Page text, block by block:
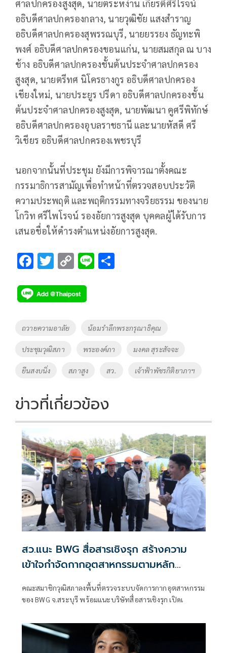
ศาลปกครองสูงสุด, นายตระหง่าน เกียรติศิริโรจน์
อธิบดีศาลปกครองกลาง, นายวุฒิชัย แสงสำราญ
อธิบดีศาลปกครองสุพรรณบุรี, นายยรรยง ธัญทะพิ
พงศ์ อธิบดีศาลปกครองขอนแก่น, นายสมสกุล ณ บาง
ช้าง อธิบดีศาลปกครองชั้นต้นประจำศาลปกครอง
สูงสุด, นายตรีทศ นิโครธางกูร อธิบดีศาลปกครอง
เชียงใหม่, นายประยูร ปรีดา อธิบดีศาลปกครองชั้น
ต้นประจำศาลปกครองสูงสุด, นายพัฒนา คูศรีพิทักษ์
อธิบดีศาลปกครองอุบลราชธานี และนายหัสดี ศรี
วิเชียร อธิบดีศาลปกครองเพชรบุรี
นอกจากนั้นที่ประชุม ยังมีการพิจารณาตั้งคณะ
กรรมาธิการสามัญเพื่อทำหน้าที่ตรวจสอบประวัติ
ความประพฤติ และพฤติกรรมทางจริยธรรม ของนาย
โกวิท ศรีไพโรจน์ รองอัยการสูงสุด บุคคลผู้ได้รับการ
เสนอชื่อให้ดำรงตำแหน่งอัยการสูงสุด.
F
e
b
o
k
T
tt
er
C
p
y
Li
Tags
ถวายความอาลัย น้อมรำลึกพระกรุณาธิคุณ
ประชุมวุฒิสภา พระองค์ภา มงคล สุระสัจจะ
ยืนสงบนิ่ง สภาสูง สว. เจ้าฟ้าพัชรกิติยาภาฯ
ข่าวที่เกี่ยวข้อง
สว.แนะ BWG สื่อสารเชิงรุก สร้างความ
เข้าใจกำจัดกากอุตสาหกรรมตามหลัก
คณะสมาชิกวุฒิสภาลงพื้นที่ตรวจระบบจัดการกากอุตสาหกรรม
ของ BWG จ.สระบุรี พร้อมแนะบริษัทสื่อสารเชิงรุก เปิดเ